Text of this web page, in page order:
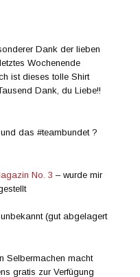
Dank der lieben
Wochenende
ist dieses tolle Shirt
Dank, du Liebe!!
das #teambundet ?
No. 3 – wurde mir
(gut abgelagert
Selbermachen macht
gratis zur Verfügung